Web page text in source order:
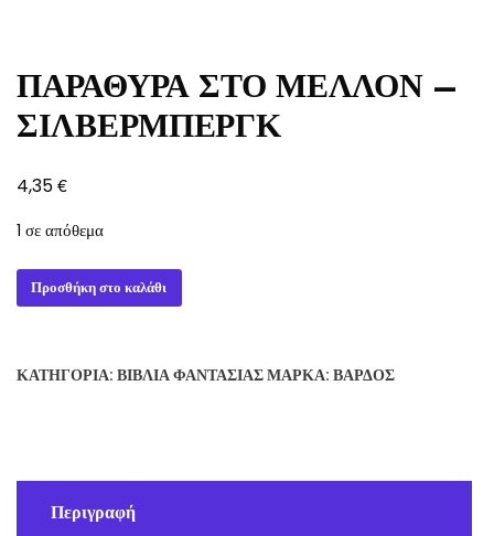
ΠΑΡΑΘΥΡΑ ΣΤΟ ΜΕΛΛΟΝ –
ΣΙΛΒΕΡΜΠΕΡΓΚ
4,35€
1 σε απόθεμα
ΠΑΡΑΘΥΡΑ
ΣΤΟ
ΣΙΛΒΕΡΜΠΕΡΓΚ
Προσθήκη στο καλάθι
ΚΑΤΗΓΟΡΊΑ: ΒΙΒΛΊΑ ΦΑΝΤΑΣΊΑΣΜΆΡΚΑ: ΒΆΡΔΟΣ
Περιγραφή